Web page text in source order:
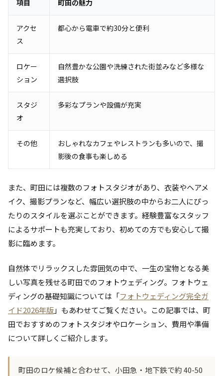
項目 町田の魅力
アクセ
ス
都心から電車で約30分と便利
ロケー
ション
自然豊かな公園や洗練された街並みなど多様な
選択肢
スタジ
オ
多彩なプランや設備が充実
その他
おしゃれなカフェやレストランも多いので、撮
影後の食事も楽しめる
また、町田には複数のフォトスタジオがあり、衣装やヘアメ
イク、撮影プランなど、幅広い選択肢の中からお二人にぴっ
たりのスタイルを選ぶことができます。経験豊富なスタッフ
によるサポートも充実しており、初めての方でも安心して撮
影に臨めます。
自然体でリラックスした雰囲気の中で、一生の宝物となる美
しい写真を残せる町田でのフォトウェディング。フォトウェ
ディングの基礎知識については「フォトウェディング完全ガ
イド2026年版」もあわせてご覧ください。この記事では、町
田でおすすめのフォトスタジオやロケーション、費用や準備
について詳しくご紹介します。
町田のロケ候補と合わせて、小田急・地下鉄で約 40-50